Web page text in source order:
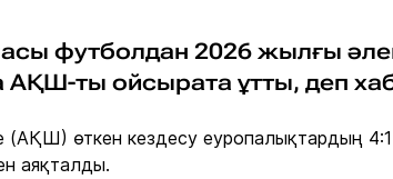
футболдан 2026 жылғы
АҚШ-ты ойсырата ұтты, деп
(АҚШ) өткен кездесу еуропалықтардың 4:1
аяқталды.